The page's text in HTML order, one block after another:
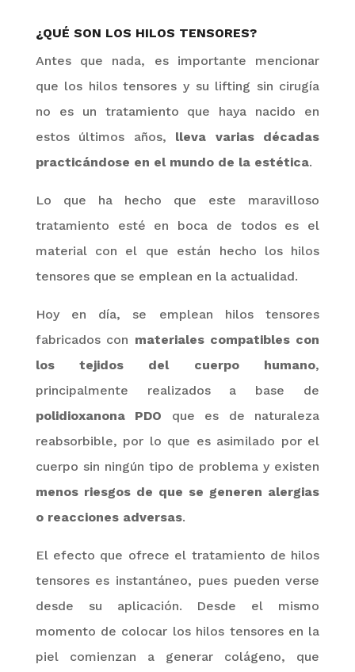
¿QUÉ SON LOS HILOS TENSORES?
Antes que nada, es importante mencionar
que los hilos tensores y su lifting sin cirugía
no es un tratamiento que haya nacido en
estos últimos años,
lleva varias décadas
practicándose en el mundo de la estética.
Lo que ha hecho que este maravilloso
tratamiento esté en boca de todos es el
material con el que están hecho los hilos
tensores que se emplean en la actualidad.
Hoy en día, se emplean hilos tensores
fabricados con materiales compatibles con
los tejidos del cuerpo humano,
principalmente realizados a base de
polidioxanona
PDO
que es de naturaleza
reabsorbible, por lo que es asimilado por el
cuerpo sin ningún tipo de problema y existen
menos riesgos de que se generen alergias
o reacciones adversas.
El efecto que ofrece el tratamiento de hilos
tensores es instantáneo, pues pueden verse
desde su aplicación. Desde el mismo
momento de colocar los hilos tensores en la
piel comienzan a generar colágeno, que